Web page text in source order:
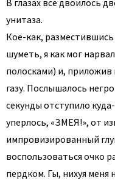
унитаза.
Кое-как,
шуметь, я как мог
полосками) и, приложив
газу. Послышалось
секунды отступило
уперлось, «ЗМЕЯ!», от
импровизированный
воспользоваться очко
пердком. Гы, нихуя меня